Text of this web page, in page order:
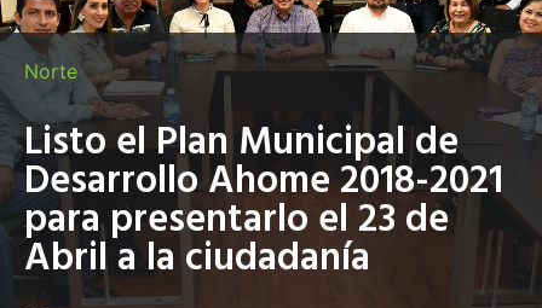
Norte
Listo el Plan Municipal de
Desarrollo Ahome 2018-2021
para presentarlo el 23 de
Abril a la ciudadanía